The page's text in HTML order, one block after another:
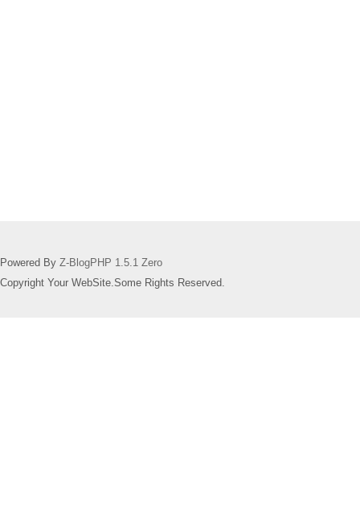
Powered By Z-BlogPHP 1.5.1 Zero
Copyright Your WebSite.Some Rights Reserved.